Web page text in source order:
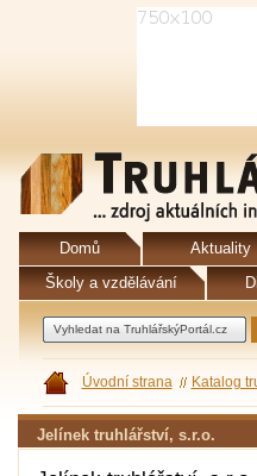
Domů Aktuality
Školy a vzdělávání
Úvodní strana Katalog
Jelínek truhlářství, s.r.o.